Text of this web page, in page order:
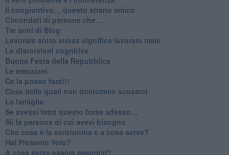
​Il congiuntivo… questo strano amico
​Circondati di persone che…
​Tre anni di Blog
​Lavorare sotto stress significa lavorare male
​Le distorsioni cognitive
​Buona Festa della Repubblica
Le emozioni
​Ce la posso fare!!!
​Cose delle quali non dovremmo scusarci
​La famiglia
​Se avessi fatto questo forse adesso…
​Sii la persona di cui avevi bisogno
Che cosa è la serotonina e a cosa serve?
​Hai Presente Vero?
A cosa serve essere assertivi?